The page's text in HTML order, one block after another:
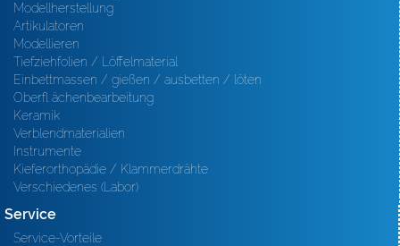
Modellherstellung
Artikulatoren
Modellieren
Tiefziehfolien / Löffelmaterial
Einbettmassen / gießen / ausbetten / löten
Oberfl ächenbearbeitung
Keramik
Verblendmaterialien
Instrumente
Kieferorthopädie / Klammerdrähte
Verschiedenes (Labor)
Service
Service-Vorteile